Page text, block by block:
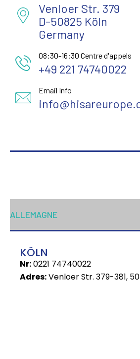
Venloer Str. 379
D-50825 Köln
Germany
08:30-16:30 Centre d'appels
+49 221 74740022
Email Info
ALLEMAGNE
KÖLN
Nr:0221 74740022
Adres:Venloer Str. 379-381,